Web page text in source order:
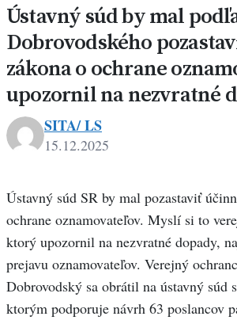
Ústavný súd by mal
Dobrovodského
zákona o ochrane
upozornil na nezvratné
SITA/ LS
15.12.2025
Ústavný súd SR by mal pozastaviť
ochrane oznamovateľov. Myslí si to
ktorý upozornil na nezvratné dopady,
prejavu oznamovateľov. Verejný
Dobrovodský sa obrátil na ústavný súd
ktorým podporuje návrh 63 poslancov